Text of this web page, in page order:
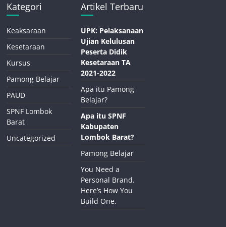
Kategori
Keaksaraan
Kesetaraan
Kursus
Pamong Belajar
PAUD
SPNF Lombok
Barat
Uncategorized
Artikel Terbaru
UPK: Pelaksanaan
Ujian Kelulusan
Peserta Didik
Kesetaraan TA
2021-2022
Apa itu Pamong
Belajar?
Apa itu SPNF
Kabupaten
Lombok Barat?
Pamong Belajar
You Need a
Personal Brand.
Here’s How You
Build One.